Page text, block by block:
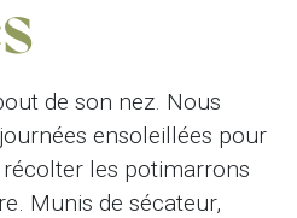
de son nez. Nous
ensoleillées pour
les potimarrons
Munis de sécateur,